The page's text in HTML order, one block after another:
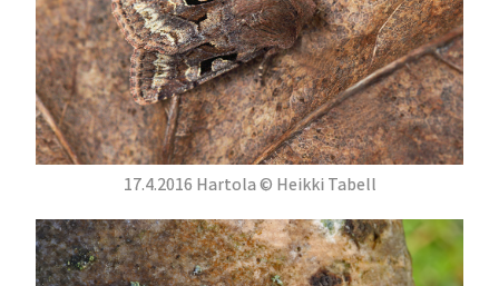
17.4.2016 Hartola © Heikki Tabell